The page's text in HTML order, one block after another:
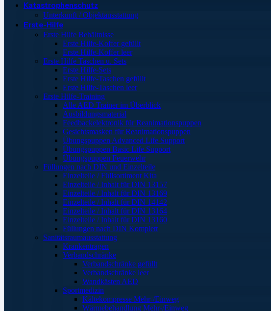
Katastrophenschutz
Unterkunft / Objektausstattung
Erste-Hilfe
Erste Hilfe Behältnisse
Erste Hilfe-Koffer gefüllt
Erste Hilfe-Koffer leer
Erste Hilfe Taschen u. Sets
Erste Hilfe-Sets
Erste Hilfe-Taschen gefüllt
Erste Hilfe-Taschen leer
Erste Hilfe-Training
Alle AED Trainer im Überblick
Ausbildungsmaterial
Feedbackelektronik für Reanimationspuppen
Gesichtsmasken für Reanimationspuppen
Übungspuppen Advanced Life Support
Übungspuppen Basic Life Support
Übungspuppen Feuerwehr
Füllungen nach DIN und Einzelteile
Einzelteile / Füllsortiment Kita
Einzelteile / Inhalt für DIN 13157
Einzelteile / Inhalt für DIN 13169
Einzelteile / Inhalt für DIN 14142
Einzelteile / Inhalt für DIN 13164
Einzelteile / Inhalt für DIN 13160
Füllungen nach DIN Komplett
Sanitätsraumausstattung
Krankentragen
Verbandschränke
Verbandschränke gefüllt
Verbandschränke leer
Wandkästen AED
Sportmedizin
Kältekompresse Mehr-/Einweg
Wärmebehandlung Mehr-/Einweg